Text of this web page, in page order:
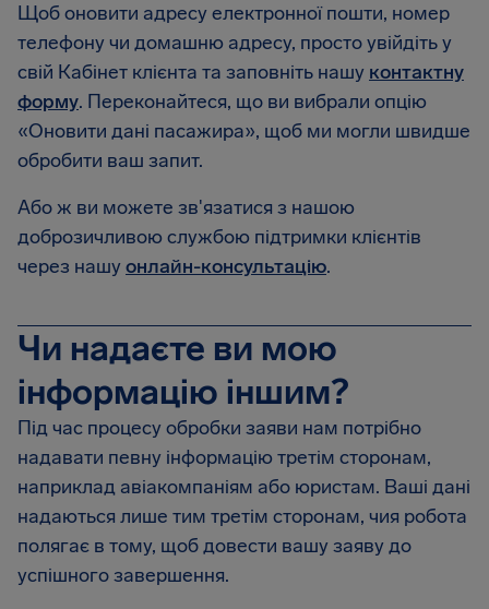
Щоб оновити адресу електронної пошти, номер
телефону чи домашню адресу, просто увійдіть у
свій Кабінет клієнта та заповніть нашу контактну
форму. Переконайтеся, що ви вибрали опцію
«Оновити дані пасажира», щоб ми могли швидше
обробити ваш запит.
Або ж ви можете зв'язатися з нашою
доброзичливою службою підтримки клієнтів
через нашуонлайн-консультацію.
Чи надаєте ви мою
інформацію іншим?
Під час процесу обробки заяви нам потрібно
надавати певну інформацію третім сторонам,
наприклад авіакомпаніям або юристам. Ваші дані
надаються лише тим третім сторонам, чия робота
полягає в тому, щоб довести вашу заяву до
успішного завершення.